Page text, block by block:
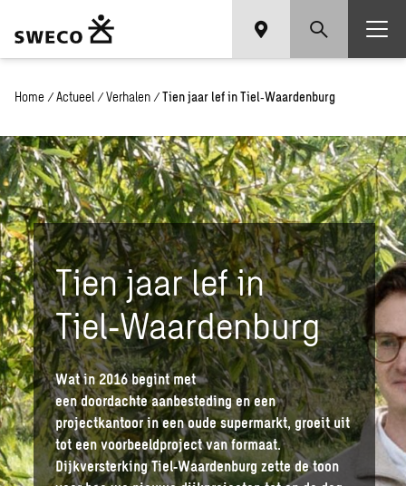
Home / Actueel / Verhalen / Tien jaar lef in Tiel‑Waardenburg
Tien jaar lef in
Tiel‑Waardenburg
Wat in 2016 begint met
een doordachte aanbesteding en een
projectkantoor in een oude supermarkt, groeit uit
tot een voorbeeldproject van formaat.
Dijkversterking Tiel‑Waardenburg zette de toon